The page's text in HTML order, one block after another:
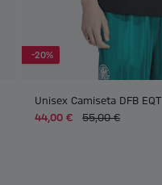
-20%
Unisex Camiseta DFB EQT
44,00 €
55,00 €